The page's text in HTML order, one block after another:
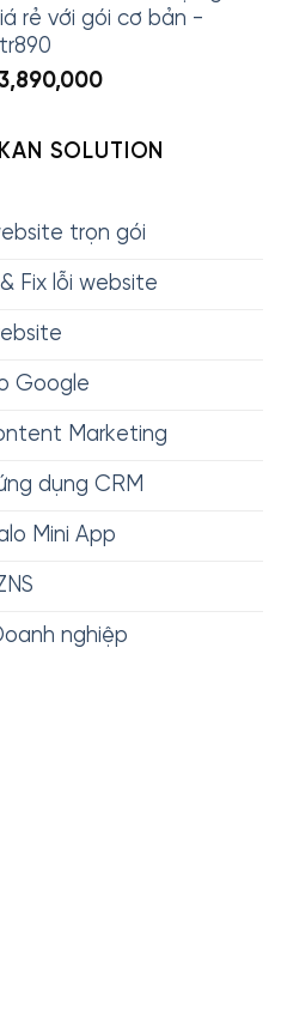
rẻ với gói cơ bản -
SOLUTION
trọn gói
Fix lỗi website
Google
Marketing
dụng CRM
Mini App
nghiệp